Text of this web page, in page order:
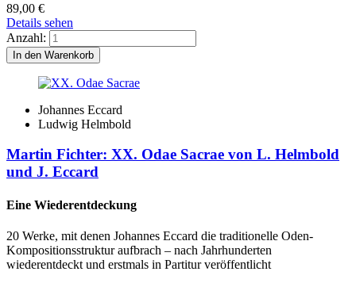
89,00 €
Details sehen
Anzahl:
Johannes Eccard
Ludwig Helmbold
Martin Fichter: XX. Odae Sacrae von L. Helmbold
und J. Eccard
Eine Wiederentdeckung
20 Werke, mit denen Johannes Eccard die traditionelle Oden-
Kompositionsstruktur aufbrach – nach Jahrhunderten
wiederentdeckt und erstmals in Partitur veröffentlicht